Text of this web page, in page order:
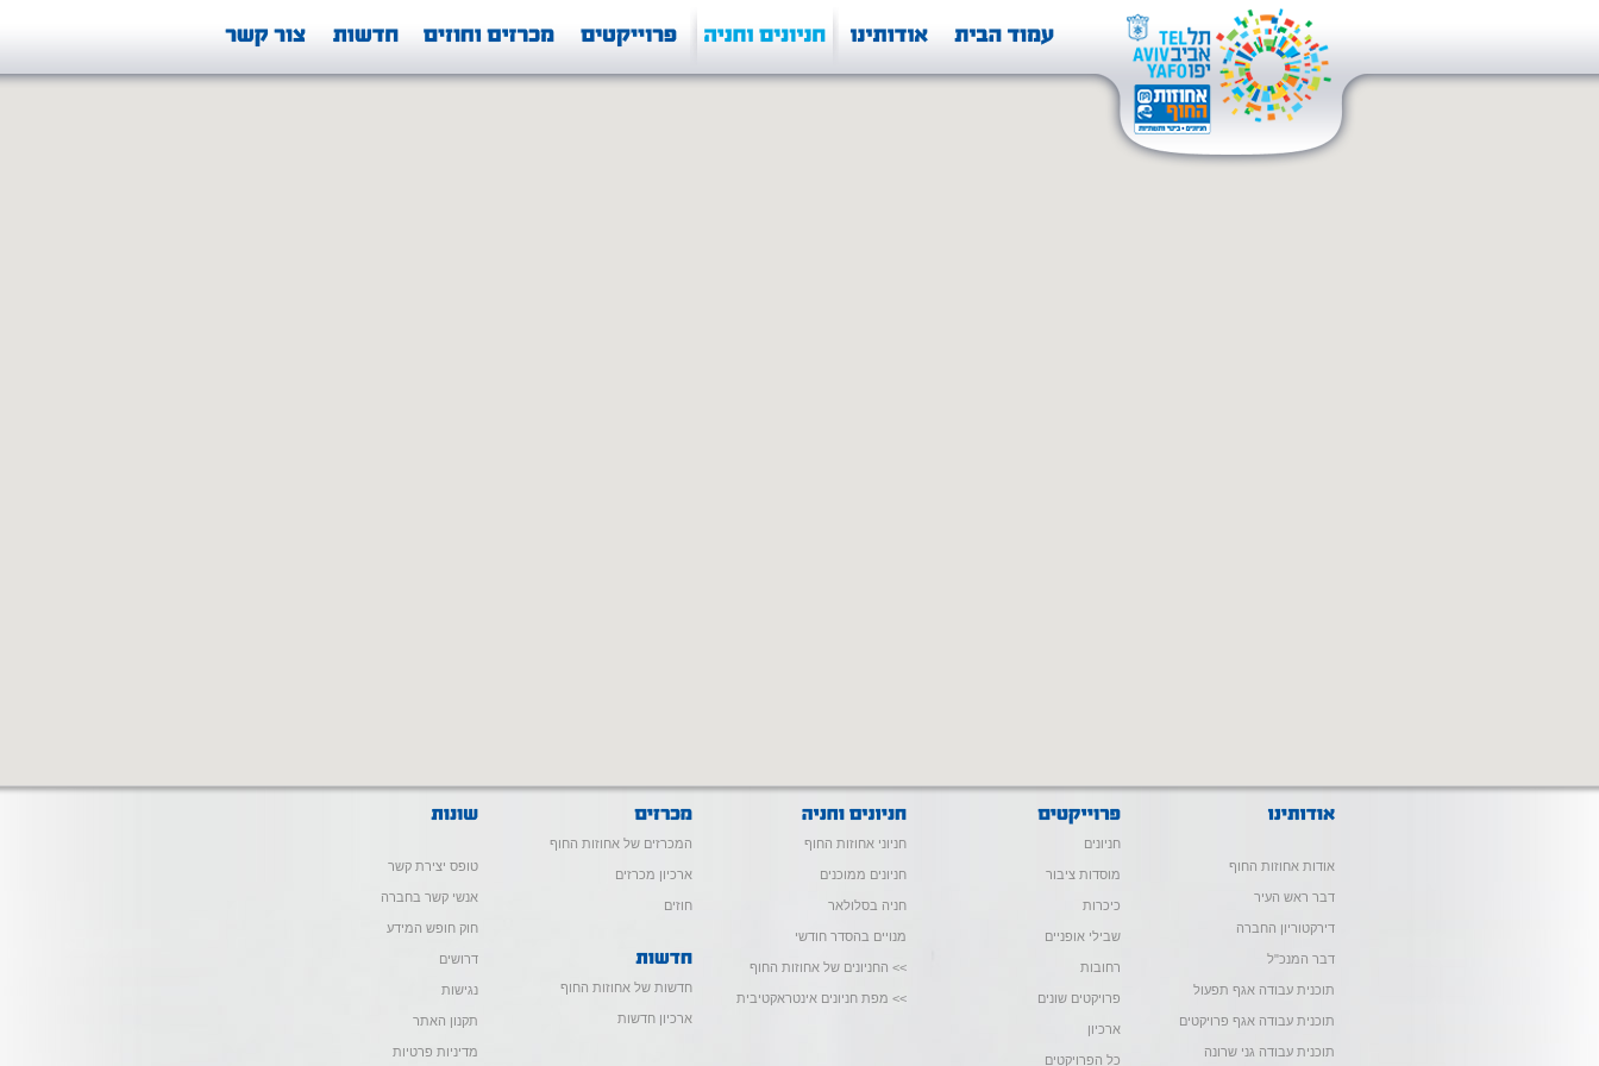
אודות אחוזות החוף
דבר ראש העיר
דירקטוריון החברה
דבר המנכ"ל
תוכנית עבודה אגף תפעול
תוכנית עבודה אגף פרויקטים
תוכנית עבודה גני שרונה
חניונים
מוסדות ציבור
כיכרות
שבילי אופניים
רחובות
פרויקטים שונים
ארכיון
כל הפרויקטים
חניוני אחוזות החוף
חניונים ממוכנים
חניה בסלולאר
מנויים בהסדר חודשי
>> החניונים של אחוזות החוף
>> מפת חניונים אינטראקטיבית
המכרזים של אחוזות החוף
ארכיון מכרזים
חוזים
חדשות של אחוזות החוף
ארכיון חדשות
טופס יצירת קשר
אנשי קשר בחברה
חוק חופש המידע
דרושים
נגישות
תקנון האתר
מדיניות פרטיות